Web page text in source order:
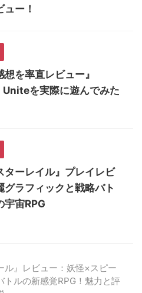
ー！
想を率直レビュー』
を実際に遊んでみた
ターレイル』プレイレビ
グラフィックと戦略バト
宇宙RPG
ル』レビュー：妖怪×スピー
トルの新感覚RPG！魅力と評